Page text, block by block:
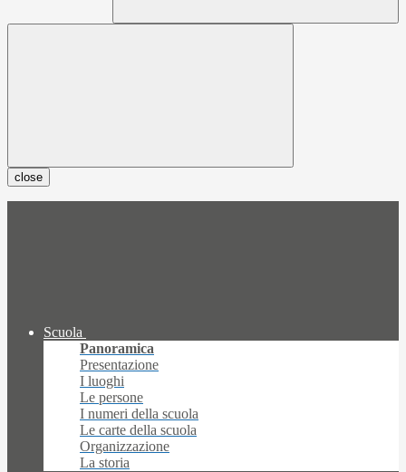
close
Scuola
Panoramica
Presentazione
I luoghi
Le persone
I numeri della scuola
Le carte della scuola
Organizzazione
La storia